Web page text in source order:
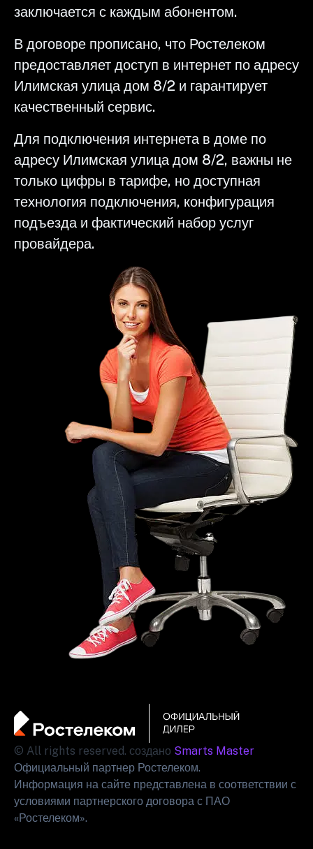
заключается с каждым абонентом.
В договоре прописано, что Ростелеком
предоставляет доступ в интернет по адресу
Илимская улица дом 8/2 и гарантирует
качественный сервис.
Для подключения интернета в доме по
адресу Илимская улица дом 8/2, важны не
только цифры в тарифе, но доступная
технология подключения, конфигурация
подъезда и фактический набор услуг
провайдера.
© All rights reserved. создано Smarts Master
Официальный партнер Ростелеком.
Информация на сайте представлена в соответствии с
условиями партнерского договора с ПАО
«Ростелеком».